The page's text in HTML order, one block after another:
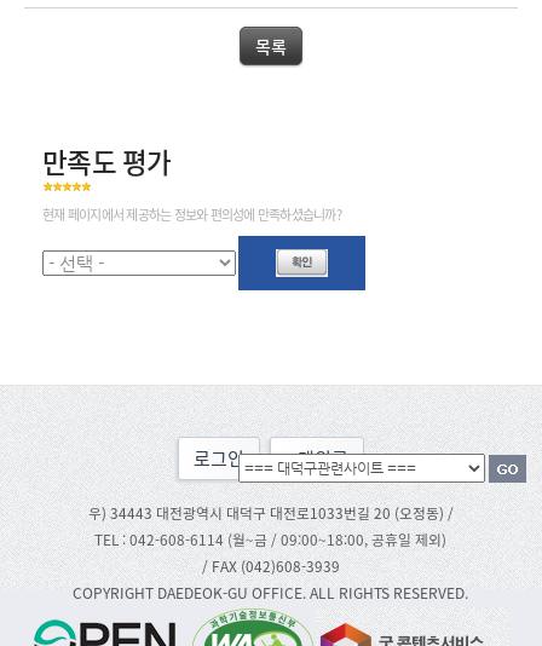
목록
만족도 평가
현재 페이지에서 제공하는 정보와 편의성에 만족하셨습니까?
로그인 맨위로
우) 34443 대전광역시 대덕구 대전로1033번길 20 (오정동) /
TEL : 042-608-6114 (월~금 / 09:00~18:00, 공휴일 제외)
/ FAX (042)608-3939
COPYRIGHT DAEDEOK-GU OFFICE. ALL RIGHTS RESERVED.